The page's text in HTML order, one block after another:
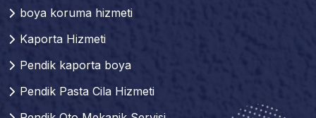
boya koruma hizmeti
Kaporta Hizmeti
Pendik kaporta boya
Pendik Pasta Cila Hizmeti